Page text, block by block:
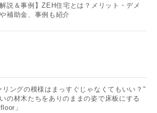
解説＆事例】ZEH住宅とは？メリット・デメ
補助金、事例も紹介
リングの模様はまっすぐじゃなくてもいい？"
の材木たちをありのままの姿で床板にする
」